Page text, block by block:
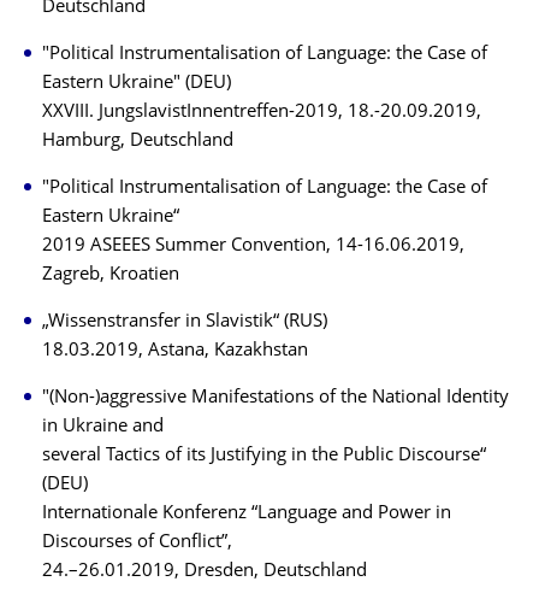
Deutschland
"Political Instrumentalisation of Language: the Case of
Eastern Ukraine" (DEU)
XXVIII. JungslavistInnentreffen-2019, 18.-20.09.2019,
Hamburg, Deutschland
"Political Instrumentalisation of Language: the Case of
Eastern Ukraine“
2019 ASEEES Summer Convention, 14-16.06.2019,
Zagreb, Kroatien
„Wissenstransfer in Slavistik“ (RUS)
18.03.2019, Astana, Kazakhstan
"(Non-)aggressive Manifestations of the National Identity
in Ukraine and
several Tactics of its Justifying in the Public Discourse“
(DEU)
Internationale Konferenz “Language and Power in
Discourses of Conflict”,
24.–26.01.2019, Dresden, Deutschland